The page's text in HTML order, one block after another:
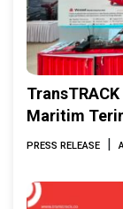
Maritim
Indonesia
PRESS RELEASE